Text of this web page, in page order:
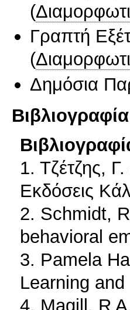
(
Γραπτή
(
Δημόσια
Βιβλιογραφία
1. Τζέτζης,
Εκδόσεις
2. Schmidt,
behavioral
3. Pamela
Learning
4. Magill, R